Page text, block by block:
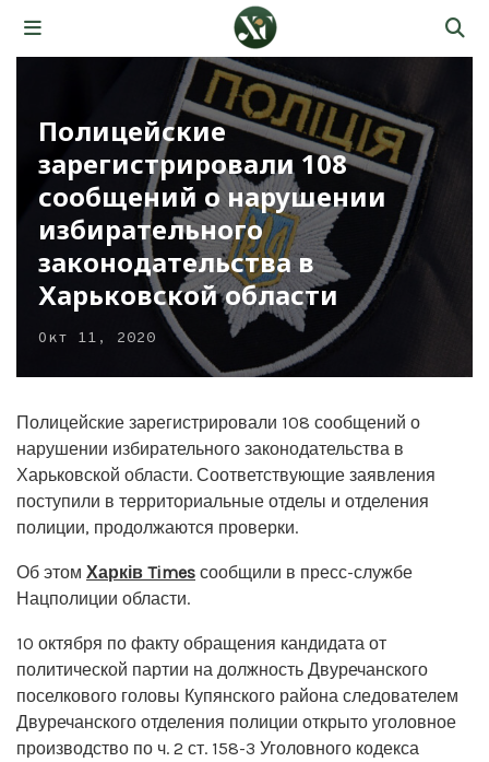
Полицейские
зарегистрировали 108
сообщений о нарушении
избирательного
законодательства в
Харьковской области
Окт 11, 2020
Полицейские зарегистрировали 108 сообщений о
нарушении избирательного законодательства в
Харьковской области. Соответствующие заявления
поступили в территориальные отделы и отделения
полиции, продолжаются проверки.
Об этом Харків Times сообщили в пресс-службе
Нацполиции области.
10 октября по факту обращения кандидата от
политической партии на должность Двуречанского
поселкового головы Купянского района следователем
Двуречанского отделения полиции открыто уголовное
производство по ч. 2 ст. 158-3 Уголовного кодекса